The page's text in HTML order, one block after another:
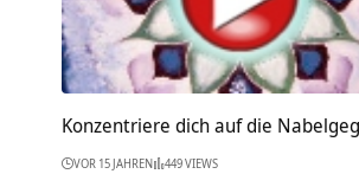
Konzentriere dich auf die
VOR 15 JAHREN 449 VIEWS